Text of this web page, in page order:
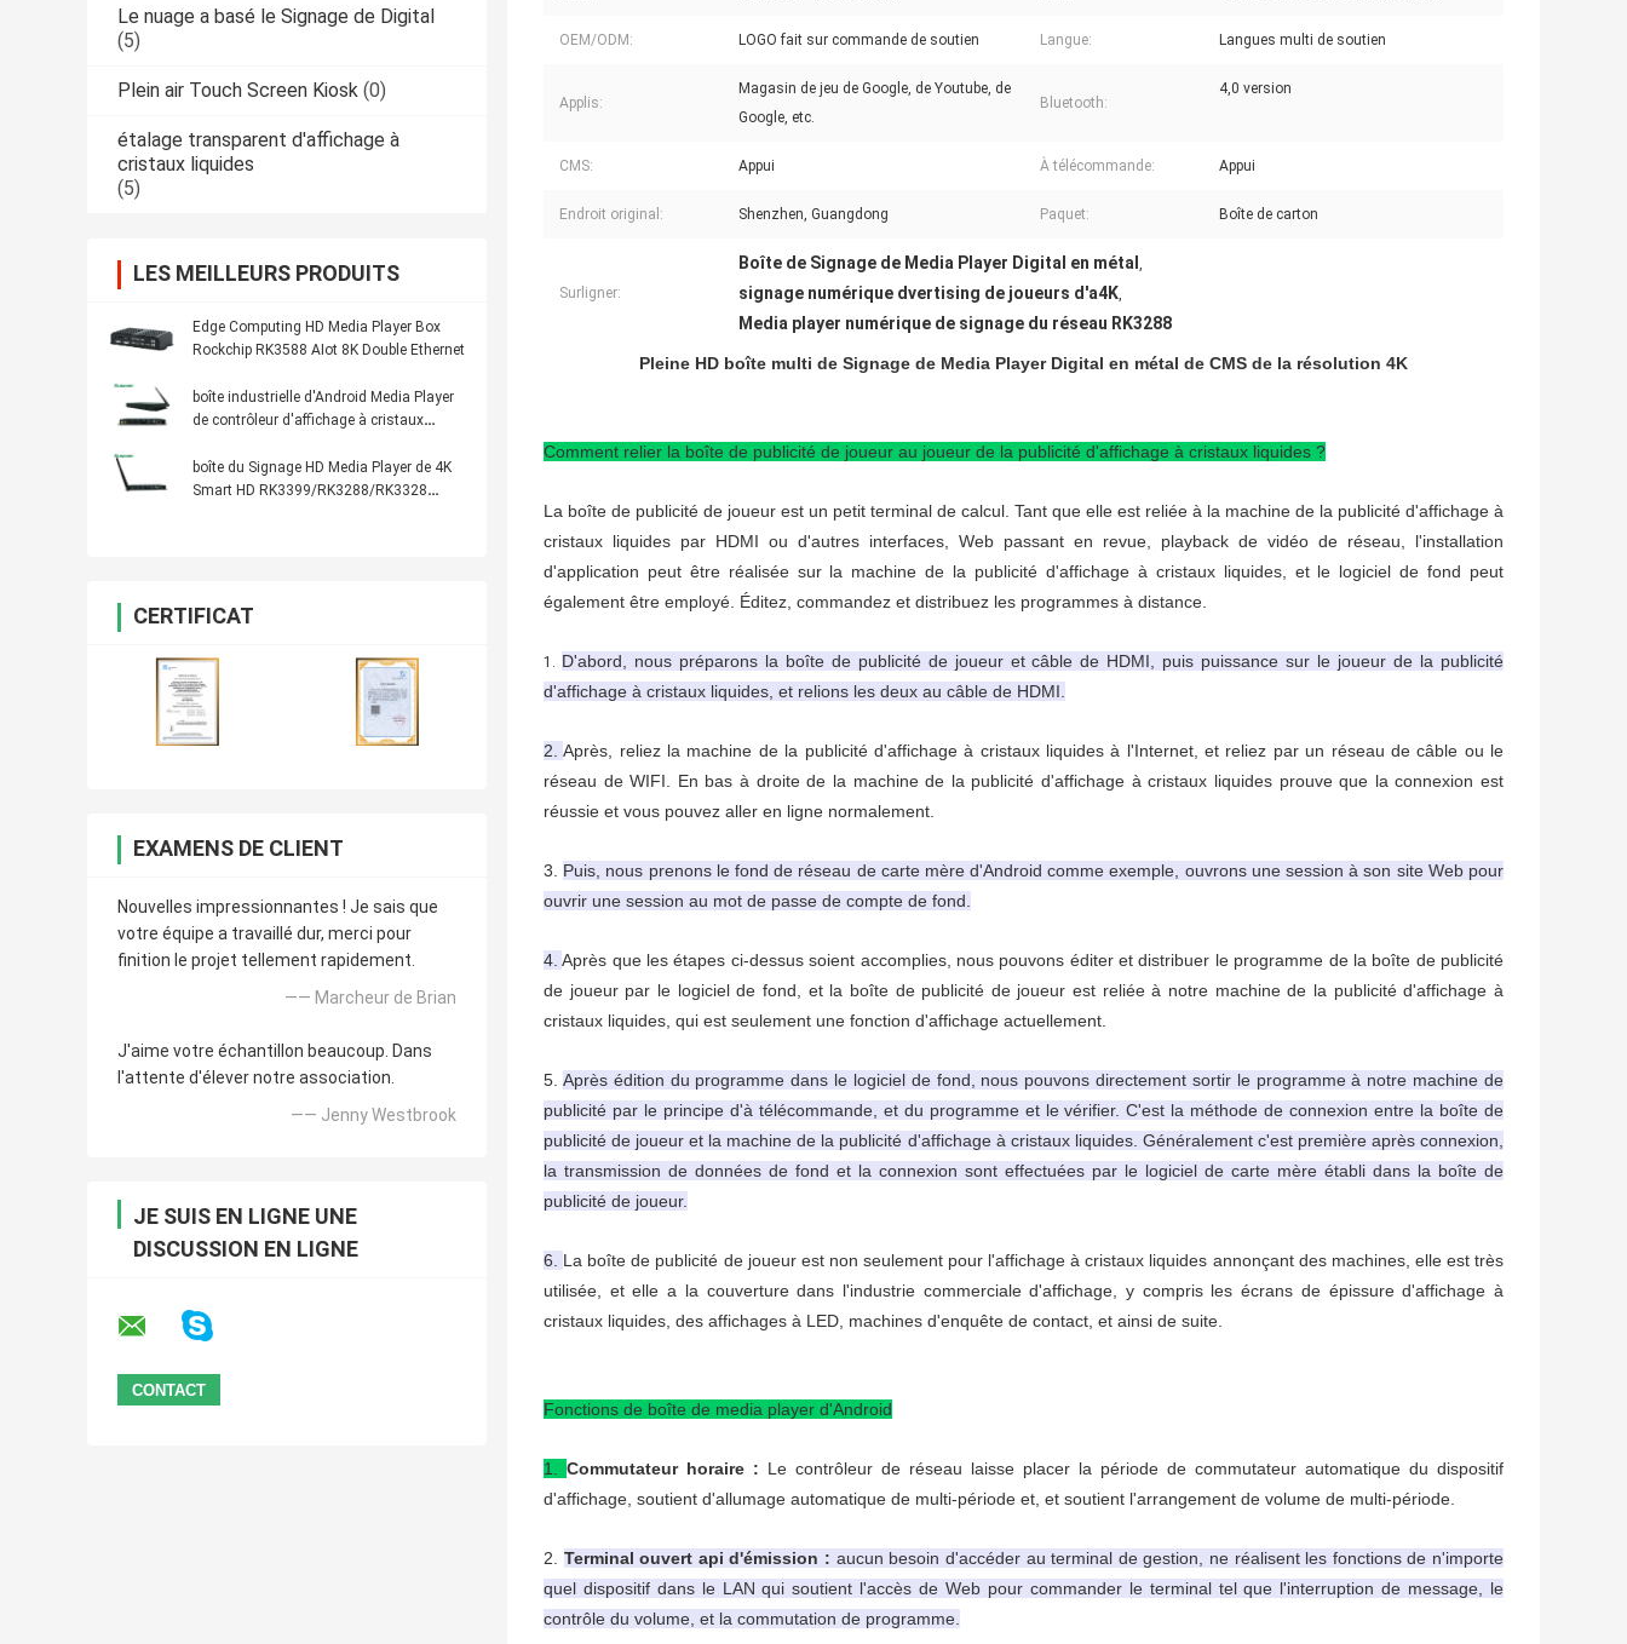
Le nuage a basé le Signage de Digital
(5)
Plein air Touch Screen Kiosk (0)
étalage transparent d'affichage à
cristaux liquides
(5)
LES MEILLEURS PRODUITS
Edge Computing HD Media Player Box
Rockchip RK3588 AIot 8K Double Ethernet
boîte industrielle d'Android Media Player
de contrôleur d'affichage à cristaux
fonctionnement des heures 7x24
boîte du Signage HD Media Player de 4K
Smart HD RK3399/RK3288/RK3328
CERTIFICAT
EXAMENS DE CLIENT
Nouvelles impressionnantes ! Je sais que
votre équipe a travaillé dur, merci pour
finition le projet tellement rapidement.
—— Marcheur de Brian
J'aime votre échantillon beaucoup. Dans
l'attente d'élever notre association.
—— Jenny Westbrook
JE SUIS EN LIGNE UNE
DISCUSSION EN LIGNE
OEM/ODM: LOGO fait sur commande de soutien Langue: Langues multi de soutien
Applis:
Magasin de jeu de Google, de Youtube, de
Google, etc.
Bluetooth:
4,0 version
CMS: Appui À télécommande: Appui
Endroit original: Shenzhen, Guangdong Paquet: Boîte de carton
Surligner:
Boîte de Signage de Media Player Digital en métal ,
signage numérique dvertising de joueurs d'a4K,
Media player numérique de signage du réseau RK3288
Pleine HD boîte multi de Signage de Media Player Digital en métal de CMS de la résolution 4K
Comment relier la boîte de publicité de joueur au joueur de la publicité d'affichage à cristaux liquides ?
La boîte de publicité de joueur est un petit terminal de calcul. Tant que elle est reliée à la machine de la publicité d'affichage à
cristaux liquides par HDMI ou d'autres interfaces, Web passant en revue, playback de vidéo de réseau, l'installation
d'application peut être réalisée sur la machine de la publicité d'affichage à cristaux liquides, et le logiciel de fond peut
également être employé. Éditez, commandez et distribuez les programmes à distance.
1. D'abord, nous préparons la boîte de publicité de joueur et câble de HDMI, puis puissance sur le joueur de la publicité
d'affichage à cristaux liquides, et relions les deux au câble de HDMI.
2.Après, reliez la machine de la publicité d'affichage à cristaux liquides à l'Internet, et reliez par un réseau de câble ou le
réseau de WIFI. En bas à droite de la machine de la publicité d'affichage à cristaux liquides prouve que la connexion est
réussie et vous pouvez aller en ligne normalement.
3. Puis, nous prenons le fond de réseau de carte mère d'Android comme exemple, ouvrons une session à son site Web pour
ouvrir une session au mot de passe de compte de fond.
4.Après que les étapes ci-dessus soient accomplies, nous pouvons éditer et distribuer le programme de la boîte de publicité
de joueur par le logiciel de fond, et la boîte de publicité de joueur est reliée à notre machine de la publicité d'affichage à
cristaux liquides, qui est seulement une fonction d'affichage actuellement.
5. Après édition du programme dans le logiciel de fond, nous pouvons directement sortir le programme à notre machine de
publicité par le principe d'à télécommande, et du programme et le vérifier. C'est la méthode de connexion entre la boîte de
publicité de joueur et la machine de la publicité d'affichage à cristaux liquides. Généralement c'est première après connexion,
la transmission de données de fond et la connexion sont effectuées par le logiciel de carte mère établi dans la boîte de
publicité de joueur.
6. La boîte de publicité de joueur est non seulement pour l'affichage à cristaux liquides annonçant des machines, elle est très
utilisée, et elle a la couverture dans l'industrie commerciale d'affichage, y compris les écrans de épissure d'affichage à
cristaux liquides, des affichages à LED, machines d'enquête de contact, et ainsi de suite.
Fonctions de boîte de media player d'Android
1. Commutateur horaire : Le contrôleur de réseau laisse placer la période de commutateur automatique du dispositif
d'affichage, soutient d'allumage automatique de multi-période et, et soutient l'arrangement de volume de multi-période.
2. Terminal ouvert api d'émission : aucun besoin d'accéder au terminal de gestion, ne réalisent les fonctions de n'importe
quel dispositif dans le LAN qui soutient l'accès de Web pour commander le terminal tel que l'interruption de message, le
contrôle du volume, et la commutation de programme.